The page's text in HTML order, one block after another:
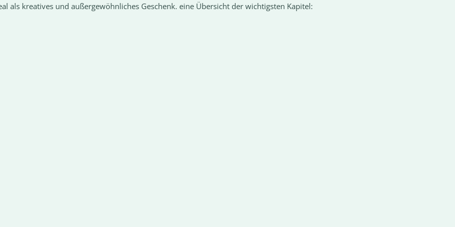
als kreatives und außergewöhnliches Geschenk. eine Übersicht der wichtigsten Kapitel: